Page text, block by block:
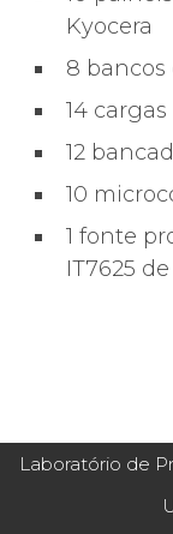
Kyocera
8 bancos
14
12
10
1 fonte
IT7625
Laboratório de